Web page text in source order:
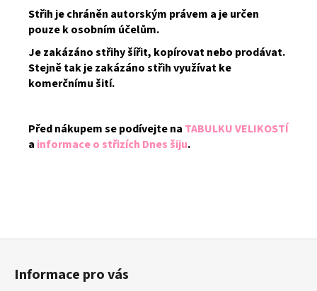
Střih je chráněn autorským právem a je určen
pouze k osobním účelům.
Je zakázáno střihy šířit, kopírovat nebo prodávat.
Stejně tak je zakázáno střih využívat ke
komerčnímu šití.
Před nákupem se podívejte na TABULKU VELIKOSTÍ
a informace o střizích Dnes šiju.
Z
Informace pro vás